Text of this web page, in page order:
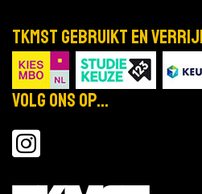
TKMST gebruikt en
Volg ons op...